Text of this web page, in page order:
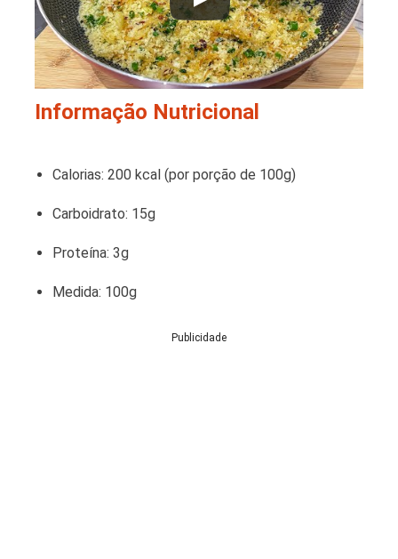
Informação Nutricional
Calorias: 200 kcal (por porção de 100g)
Carboidrato: 15g
Proteína: 3g
Medida: 100g
Publicidade